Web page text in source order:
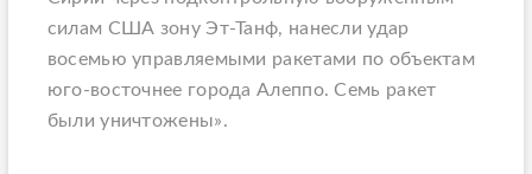
силам США зону Эт-Танф, нанесли удар
восемью управляемыми ракетами по объектам
юго-восточнее города Алеппо. Семь ракет
были уничтожены».